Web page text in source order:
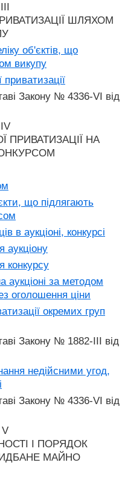
ШЛЯХОМ
об'єктів, що
викупу
Закону № 4336-VI від
ПРИВАТИЗАЦІЇ НА
що підлягають
в аукціоні, конкурсі
аукціону
конкурсу
аукціоні за методом
оголошення ціни
окремих груп
Закону № 1882-III від
недійсними угод,
Закону № 4336-VI від
V
І ПОРЯДОК
МАЙНО